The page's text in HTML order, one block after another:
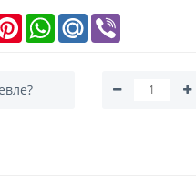
PinterestWhatsAppMail.Ru